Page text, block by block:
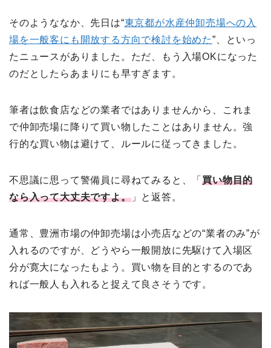
そのようななか、先日は“東京都が水産仲卸売場への入
場を一般客にも開放する方向で検討を始めた”、といっ
たニュースがありました。ただ、もう入場OKになった
のだとしたらあまりにも早すぎます。
筆者は飲食店などの業者ではありませんから、これま
で仲卸売場に降りて買い物したことはありません。強
行的な買い物は避けて、ルールに従ってきました。
不思議に思って警備員に尋ねてみると、「買い物目的
なら入って大丈夫ですよ。」と返答。
通常、豊洲市場の仲卸売場は小売店などの“業者のみ”が
入れるのですが、どうやら一般開放に先駆けて入場区
分が寛大になったもよう。買い物を目的とするのであ
れば一般人も入れると捉えて良さそうです。